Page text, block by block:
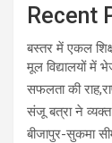
Recent
बस्तर में एकल
मूल विद्यालयों में
सफलता की
संजू बत्रा ने
बीजापुर-सुकमा